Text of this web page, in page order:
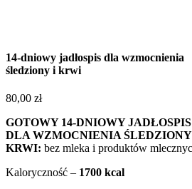
14-dniowy jadłospis dla wzmocnienia
śledziony i krwi
80,00 zł
GOTOWY 14-DNIOWY JADŁOSPIS
DLA WZMOCNIENIA
KRWI: bez mleka i produktów
Kaloryczność – 1700 kcal